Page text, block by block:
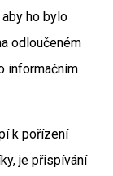
ho bylo
odloučeném
informačním
k pořízení
je přispívání